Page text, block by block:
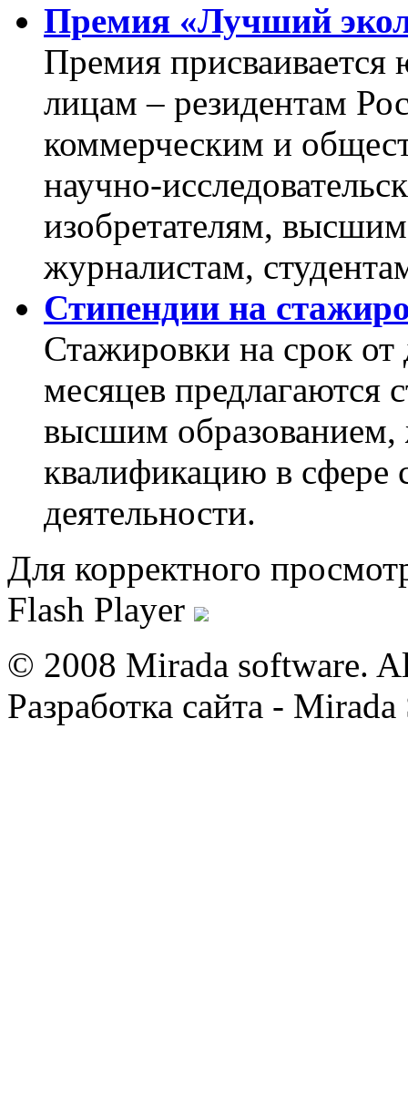
Премия «Лучший
Премия
лицам – резидентам
коммерческим и
научно-
изобретателям,
журналистам,
Стипендии на
Стажировки на срок от
месяцев предлагаются
высшим
квалификацию в сфере
деятельности.
Для корректного
Flash Player
© 2008 Mirada software.
Разработка сайта -